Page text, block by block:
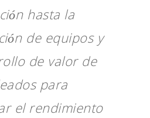
hasta la
de equipos y
de valor de
para
el rendimiento